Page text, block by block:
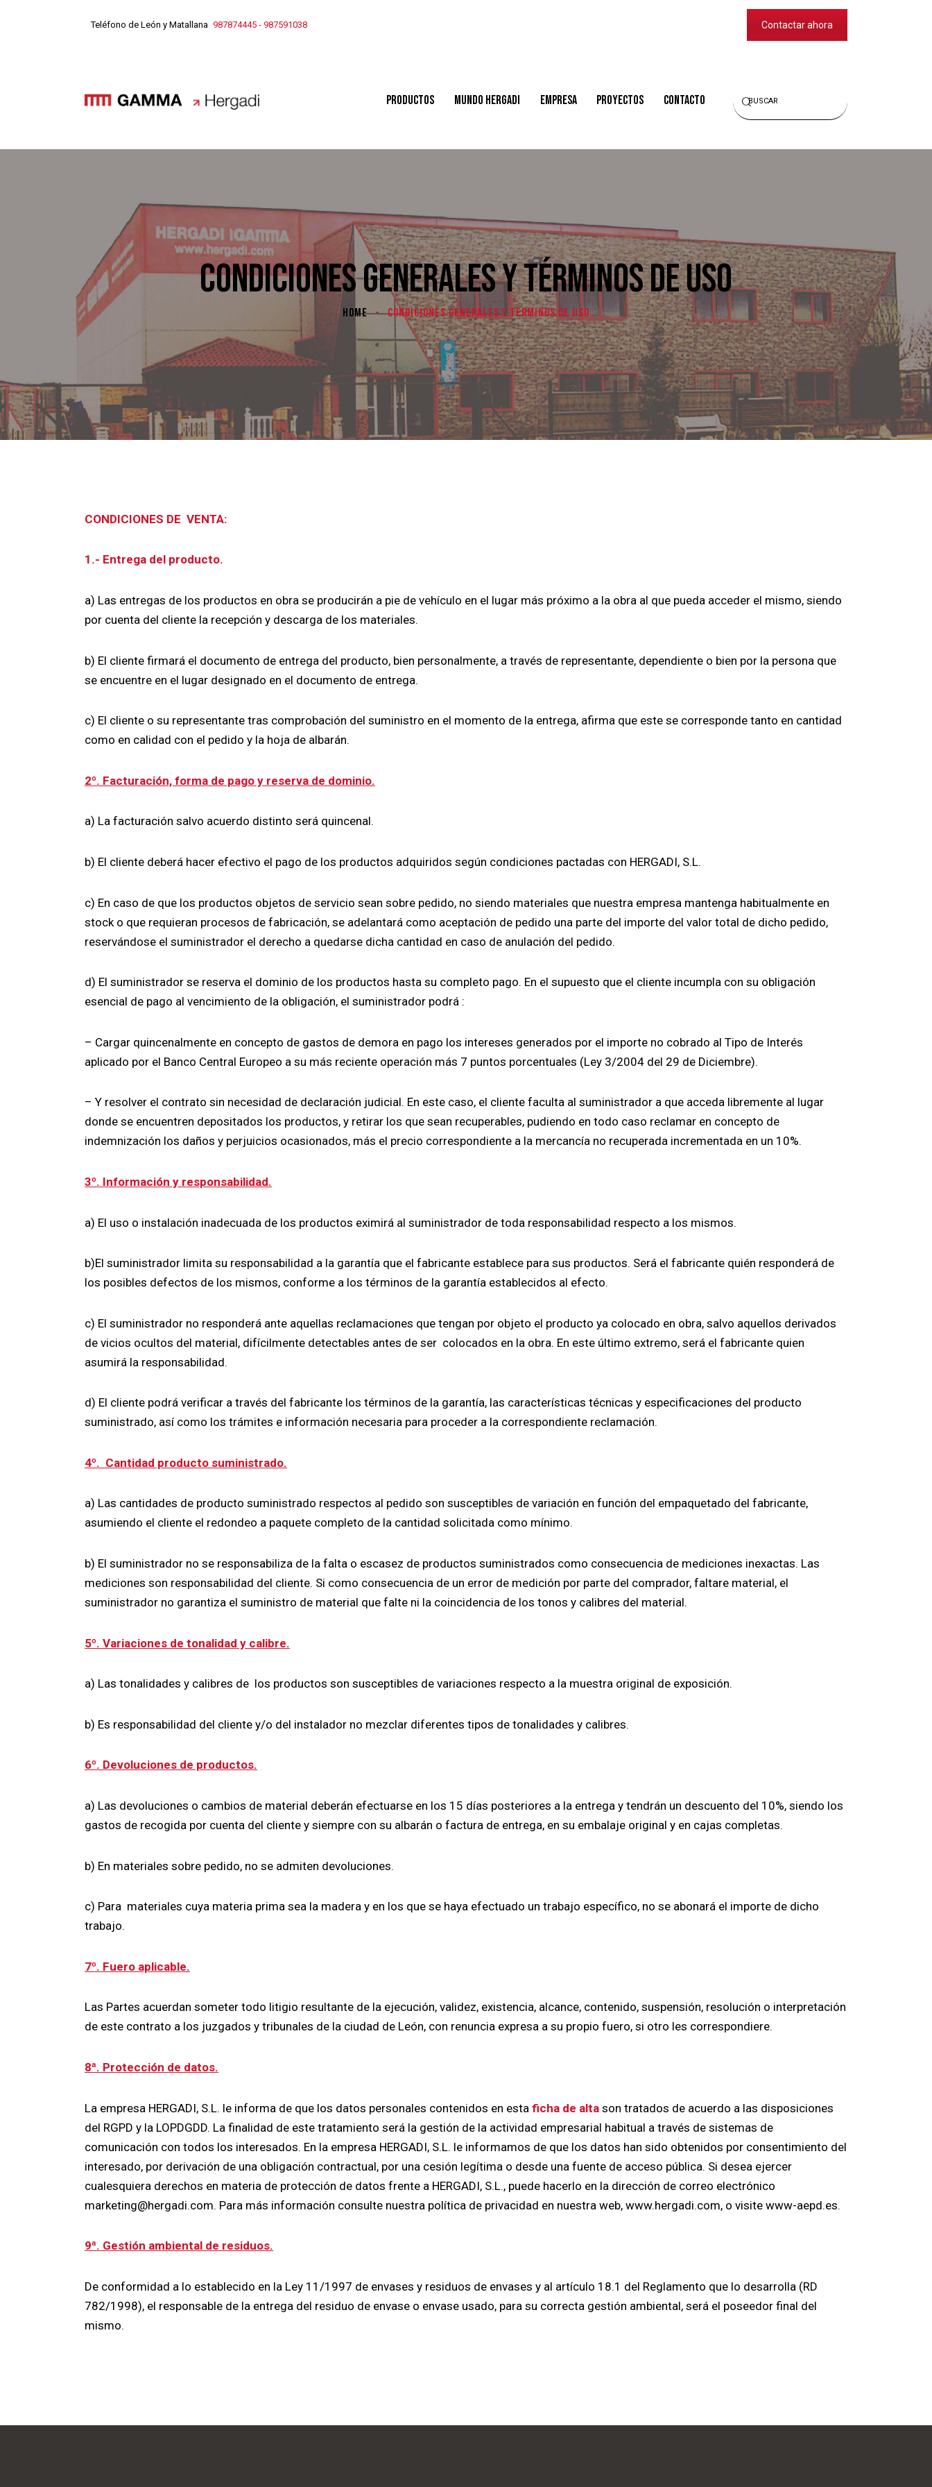
Teléfono de León y Matallana 987874445- 987591038 Contactar ahora
PRODUCTOS MUNDO HERGADI EMPRESA PROYECTOS CONTACTO
CONDICIONES GENERALES Y TÉRMINOS DE USO
HOME CONDICIONES GENERALES Y TÉRMINOS DE USO
CONDICIONES DE VENTA:
1.- Entrega del producto.
a) Las entregas de los productos en obra se producirán a pie de vehículo en el lugar más próximo a la obra al que pueda acceder el mismo, siendo
por cuenta del cliente la recepción y descarga de los materiales.
b) El cliente firmará el documento de entrega del producto, bien personalmente, a través de representante, dependiente o bien por la persona que
se encuentre en el lugar designado en el documento de entrega.
c) El cliente o su representante tras comprobación del suministro en el momento de la entrega, afirma que este se corresponde tanto en cantidad
como en calidad con el pedido y la hoja de albarán.
2º. Facturación, forma de pago y reserva de dominio.
a) La facturación salvo acuerdo distinto será quincenal.
b) El cliente deberá hacer efectivo el pago de los productos adquiridos según condiciones pactadas con HERGADI, S.L.
c) En caso de que los productos objetos de servicio sean sobre pedido, no siendo materiales que nuestra empresa mantenga habitualmente en
stock o que requieran procesos de fabricación, se adelantará como aceptación de pedido una parte del importe del valor total de dicho pedido,
reservándose el suministrador el derecho a quedarse dicha cantidad en caso de anulación del pedido.
d) El suministrador se reserva el dominio de los productos hasta su completo pago. En el supuesto que el cliente incumpla con su obligación
esencial de pago al vencimiento de la obligación, el suministrador podrá :
– Cargar quincenalmente en concepto de gastos de demora en pago los intereses generados por el importe no cobrado al Tipo de Interés
aplicado por el Banco Central Europeo a su más reciente operación más 7 puntos porcentuales (Ley 3/2004 del 29 de Diciembre).
– Y resolver el contrato sin necesidad de declaración judicial. En este caso, el cliente faculta al suministrador a que acceda libremente al lugar
donde se encuentren depositados los productos, y retirar los que sean recuperables, pudiendo en todo caso reclamar en concepto de
indemnización los daños y perjuicios ocasionados, más el precio correspondiente a la mercancía no recuperada incrementada en un 10%.
3º. Información y responsabilidad.
a) El uso o instalación inadecuada de los productos eximirá al suministrador de toda responsabilidad respecto a los mismos.
b)El suministrador limita su responsabilidad a la garantía que el fabricante establece para sus productos. Será el fabricante quién responderá de
los posibles defectos de los mismos, conforme a los términos de la garantía establecidos al efecto.
c) El suministrador no responderá ante aquellas reclamaciones que tengan por objeto el producto ya colocado en obra, salvo aquellos derivados
de vicios ocultos del material, difícilmente detectables antes de ser colocados en la obra. En este último extremo, será el fabricante quien
asumirá la responsabilidad.
d) El cliente podrá verificar a través del fabricante los términos de la garantía, las características técnicas y especificaciones del producto
suministrado, así como los trámites e información necesaria para proceder a la correspondiente reclamación.
4º. Cantidad producto suministrado.
a) Las cantidades de producto suministrado respectos al pedido son susceptibles de variación en función del empaquetado del fabricante,
asumiendo el cliente el redondeo a paquete completo de la cantidad solicitada como mínimo.
b) El suministrador no se responsabiliza de la falta o escasez de productos suministrados como consecuencia de mediciones inexactas. Las
mediciones son responsabilidad del cliente. Si como consecuencia de un error de medición por parte del comprador, faltare material, el
suministrador no garantiza el suministro de material que falte ni la coincidencia de los tonos y calibres del material.
5º. Variaciones de tonalidad y calibre.
a) Las tonalidades y calibres de los productos son susceptibles de variaciones respecto a la muestra original de exposición.
b) Es responsabilidad del cliente y/o del instalador no mezclar diferentes tipos de tonalidades y calibres.
6º. Devoluciones de productos.
a) Las devoluciones o cambios de material deberán efectuarse en los 15 días posteriores a la entrega y tendrán un descuento del 10%, siendo los
gastos de recogida por cuenta del cliente y siempre con su albarán o factura de entrega, en su embalaje original y en cajas completas.
b) En materiales sobre pedido, no se admiten devoluciones.
c) Para materiales cuya materia prima sea la madera y en los que se haya efectuado un trabajo específico, no se abonará el importe de dicho
trabajo.
7º. Fuero aplicable.
Las Partes acuerdan someter todo litigio resultante de la ejecución, validez, existencia, alcance, contenido, suspensión, resolución o interpretación
de este contrato a los juzgados y tribunales de la ciudad de León, con renuncia expresa a su propio fuero, si otro les correspondiere.
8ª. Protección de datos.
La empresa HERGADI, S.L. le informa de que los datos personales contenidos en esta ficha de alta son tratados de acuerdo a las disposiciones
del RGPD y la LOPDGDD. La finalidad de este tratamiento será la gestión de la actividad empresarial habitual a través de sistemas de
comunicación con todos los interesados. En la empresa HERGADI, S.L. le informamos de que los datos han sido obtenidos por consentimiento del
interesado, por derivación de una obligación contractual, por una cesión legítima o desde una fuente de acceso pública. Si desea ejercer
cualesquiera derechos en materia de protección de datos frente a HERGADI, S.L., puede hacerlo en la dirección de correo electrónico
marketing@hergadi.com. Para más información consulte nuestra política de privacidad en nuestra web, www.hergadi.com, o visite www-aepd.es.
9ª. Gestión ambiental de residuos.
De conformidad a lo establecido en la Ley 11/1997 de envases y residuos de envases y al artículo 18.1 del Reglamento que lo desarrolla (RD
782/1998), el responsable de la entrega del residuo de envase o envase usado, para su correcta gestión ambiental, será el poseedor final del
mismo.